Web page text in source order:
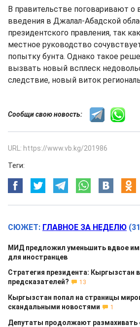
В правительстве поговаривают о
введения в Джалал-Абадской
президентского правления, так
местное руководство
попытку бунта. Однако такое
вызвать новый всплеск
следствие, новый виток
Сообщи свою новость:
URL: https://www.vb.kg/201986
Теги:
СЮЖЕТ: ГЛАВНОЕ ЗА НЕДЕЛЮ
МИД предложил уменьшить вдвое
для иностранцев
Стратегия президента: Кыргызстан в
предсказателей?
13
Кыргызстан попал на страницы
скандальными новостями
1
Депутаты продолжают размахивать